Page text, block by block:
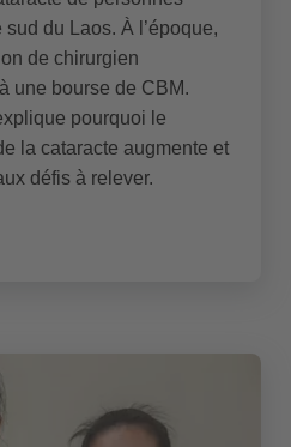
du Laos. À l’époque,
de chirurgien
une bourse de CBM.
pourquoi le
la cataracte augmente et
défis à relever.